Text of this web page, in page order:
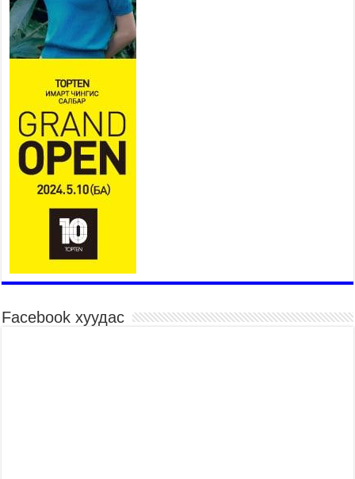
2026 оны 7 сар 21 / 16 цаг 43 минут
Ерөнхий сайд Н.Учрал БНХАУ-аас Монгол Улсад
суугаа Элчин сайд Шэнь Миньжюанийг хүлээн
авч уулзав
2026 оны 7 сар 21 / 16 цаг 39 минут
БҮГД НАЙРАМДАХ ТАЖИКИСТАН УЛСТАЙ
ЭДИЙН ЗАСГИЙН ХАМТЫН АЖИЛЛАГААГ
ӨРГӨЖҮҮЛНЭ
2026 оны 7 сар 21 / 16 цаг 34 минут
26,992 суралцагч хотхоны бага сургуульд, 8100
суралцагч төрөлжсөн ахлах сургуульд
2026 оны 7 сар 21 / 13 цаг 43 минут
COP17 хурлын үеэрх замын хөдөлгөөн, нийтийн
тээврийн зохицуулалт, сургууль, цэцэрлэг, зах,
худалдааны төвийн ажиллах хуваарийг гаргаж,
иргэдэд мэдээлэхийг үүрэг болголоо
Гэр бүлийн хэрэг шүүхэд хянан шийдвэрлэх
Facebook хуудас